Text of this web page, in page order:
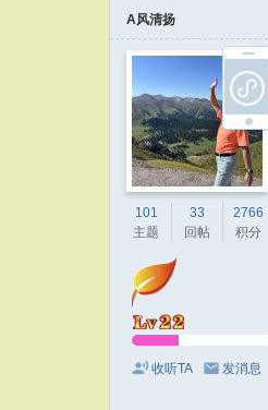
A风清扬
101
主题
33
回帖
2766
积分
收听TA 发消息